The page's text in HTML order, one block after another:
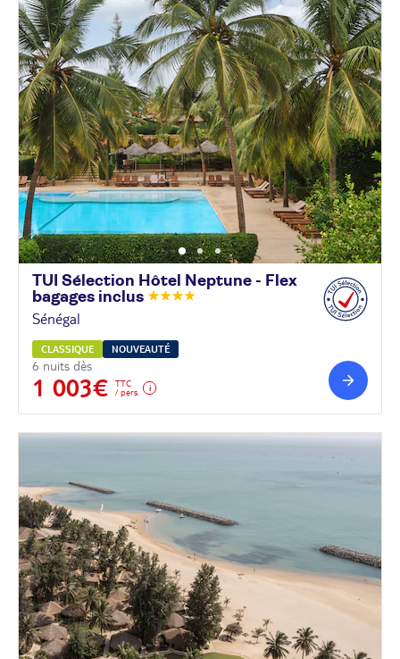
TUI Sélection Hôtel Neptune - Flex
bagages inclus
Sénégal
CLASSIQUE NOUVEAUTÉ
6 nuits dès
1 003€
TTC
/ pers.